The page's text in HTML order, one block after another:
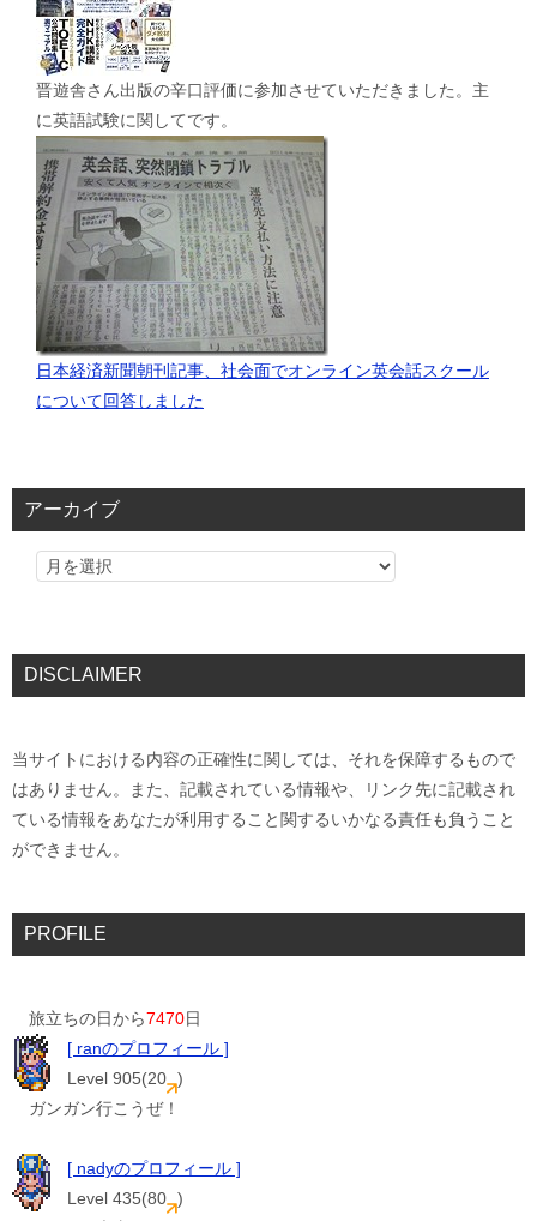
晋遊舎さん出版の辛口評価に参加させていただきました。主
に英語試験に関してです。
日本経済新聞朝刊記事、社会面でオンライン英会話スクール
について回答しました
アーカイブ
DISCLAIMER
当サイトにおける内容の正確性に関しては、それを保障するもので
はありません。また、記載されている情報や、リンク先に記載され
ている情報をあなたが利用すること関するいかなる責任も負うこと
ができません。
PROFILE
旅立ちの日から7470日
[ ranのプロフィール ]
Level 905(20 )
ガンガン行こうぜ！
[ nadyのプロフィール ]
Level 435(80 )